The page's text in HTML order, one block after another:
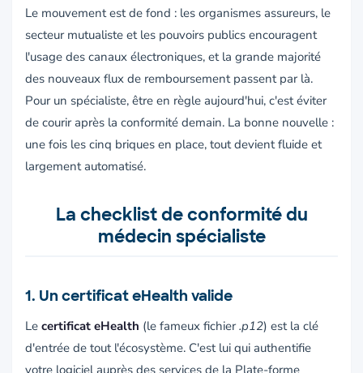
Le mouvement est de fond : les organismes assureurs, le
secteur mutualiste et les pouvoirs publics encouragent
l'usage des canaux électroniques, et la grande majorité
des nouveaux flux de remboursement passent par là.
Pour un spécialiste, être en règle aujourd'hui, c'est éviter
de courir après la conformité demain. La bonne nouvelle :
une fois les cinq briques en place, tout devient fluide et
largement automatisé.
La checklist de conformité du
médecin spécialiste
1. Un certificat eHealth valide
Le certificat eHealth (le fameux fichier.p12) est la clé
d'entrée de tout l'écosystème. C'est lui qui authentifie